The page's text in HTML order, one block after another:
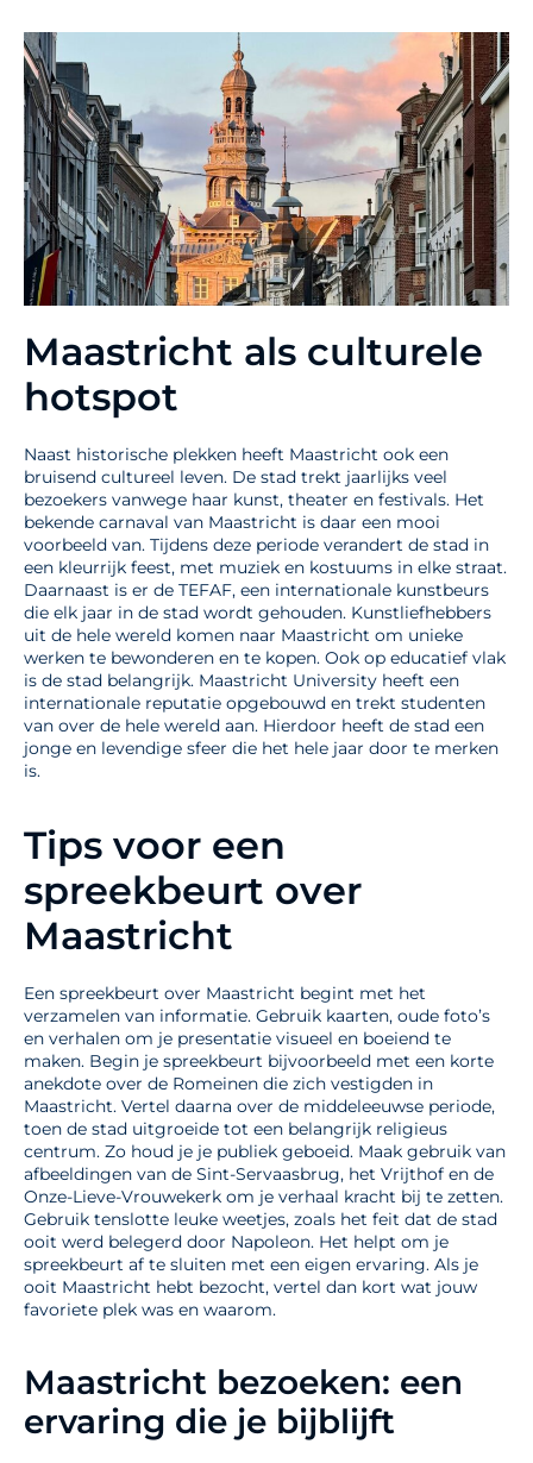
Maastricht als culturele
hotspot
Naast historische plekken heeft Maastricht ook een
bruisend cultureel leven. De stad trekt jaarlijks veel
bezoekers vanwege haar kunst, theater en festivals. Het
bekende carnaval van Maastricht is daar een mooi
voorbeeld van. Tijdens deze periode verandert de stad in
een kleurrijk feest, met muziek en kostuums in elke straat.
Daarnaast is er de TEFAF, een internationale kunstbeurs
die elk jaar in de stad wordt gehouden. Kunstliefhebbers
uit de hele wereld komen naar Maastricht om unieke
werken te bewonderen en te kopen. Ook op educatief vlak
is de stad belangrijk. Maastricht University heeft een
internationale reputatie opgebouwd en trekt studenten
van over de hele wereld aan. Hierdoor heeft de stad een
jonge en levendige sfeer die het hele jaar door te merken
is.
Tips voor een
spreekbeurt over
Maastricht
Een spreekbeurt over Maastricht begint met het
verzamelen van informatie. Gebruik kaarten, oude foto’s
en verhalen om je presentatie visueel en boeiend te
maken. Begin je spreekbeurt bijvoorbeeld met een korte
anekdote over de Romeinen die zich vestigden in
Maastricht. Vertel daarna over de middeleeuwse periode,
toen de stad uitgroeide tot een belangrijk religieus
centrum. Zo houd je je publiek geboeid. Maak gebruik van
afbeeldingen van de Sint-Servaasbrug, het Vrijthof en de
Onze-Lieve-Vrouwekerk om je verhaal kracht bij te zetten.
Gebruik tenslotte leuke weetjes, zoals het feit dat de stad
ooit werd belegerd door Napoleon. Het helpt om je
spreekbeurt af te sluiten met een eigen ervaring. Als je
ooit Maastricht hebt bezocht, vertel dan kort wat jouw
favoriete plek was en waarom.
Maastricht bezoeken: een
ervaring die je bijblijft